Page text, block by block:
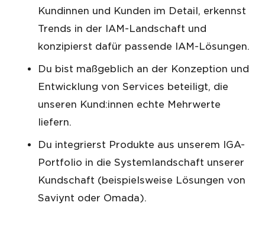
Kundinnen und Kunden im Detail, erkennst
Trends in der IAM-Landschaft und
konzipierst dafür passende IAM-Lösungen.
Du bist maßgeblich an der Konzeption und
Entwicklung von Services beteiligt, die
unseren Kund:innen echte Mehrwerte
liefern.
Du integrierst Produkte aus unserem IGA-
Portfolio in die Systemlandschaft unserer
Kundschaft (beispielsweise Lösungen von
Saviynt oder Omada).